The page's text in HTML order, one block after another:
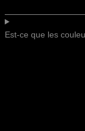
Est-ce que les